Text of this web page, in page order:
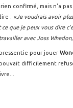
confirmé, mais n'a
: «Je voudrais avoir
que je peux vous dire
avec Joss
pour jouer
difficilement